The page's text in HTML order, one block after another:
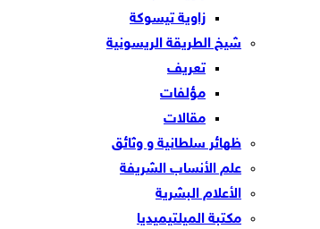
زاوية تيسوكة
شيخ الطريقة الريسونية
تعريف
مؤلفات
مقالات
ظهائر سلطانية و وثائق
علم الأنساب الشريفة
الأعلام البشرية
مكتبة الميلتيميديا